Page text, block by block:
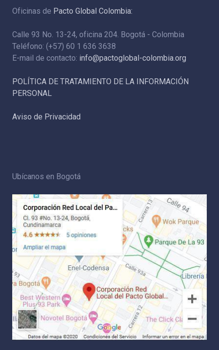
Oficinas de Pacto Global Colombia:
Calle 93 No. 13-24, oficina 204. Bogotá - Colombia
Teléfono: (+57) 60 1 636 3638
E-mail de contacto: info@pactoglobal-colombia.org
POLÍTICA DE TRATAMIENTO DE LA INFORMACIÓN
PERSONAL
Aviso de Privacidad
Ubícanos en Bogotá